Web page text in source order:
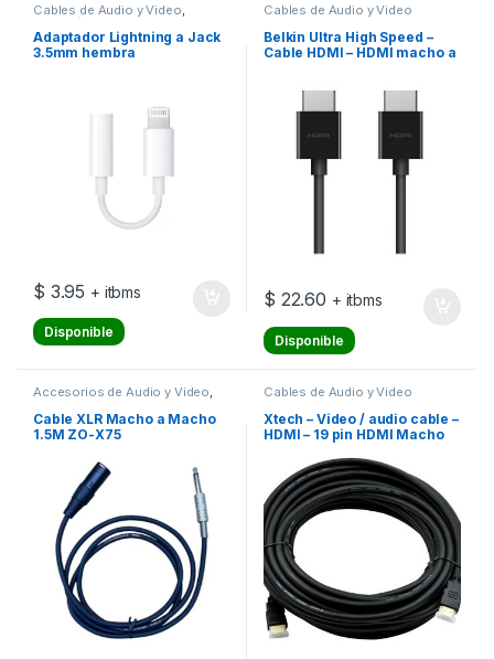
Cables de Audio y Video,
Cables/Cargadores
Cables/Cargadores
Adaptador Lightning a Jack
3.5mm hembra
$ 3.95 + itbms
Disponible
Cables de Audio y Video
Belkin Ultra High Speed –
Cable HDMI – HDMI macho a
$ 22.60 + itbms
Disponible
Accesorios de Audio y Video
Cables de Audio y Video
Cables/Cargadores,
Cables/Cargadores
Cable XLR Macho a Macho
1.5M ZO-X75
Cables de Audio y Video
Xtech – Video / audio cable –
HDMI – 19 pin HDMI Macho